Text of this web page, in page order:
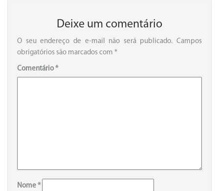
Deixe um comentário
O seu endereço de e-mail não será publicado. Campos
obrigatórios são marcados com *
Comentário*
Nome *